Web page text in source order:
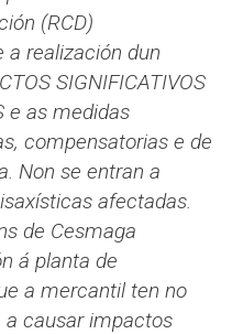
(RCD)
a realización dun
SIGNIFICATIVOS
e as medidas
compensatorias e de
Non se entran a
afectadas.
de Cesmaga
á planta de
a mercantil ten no
a causar impactos